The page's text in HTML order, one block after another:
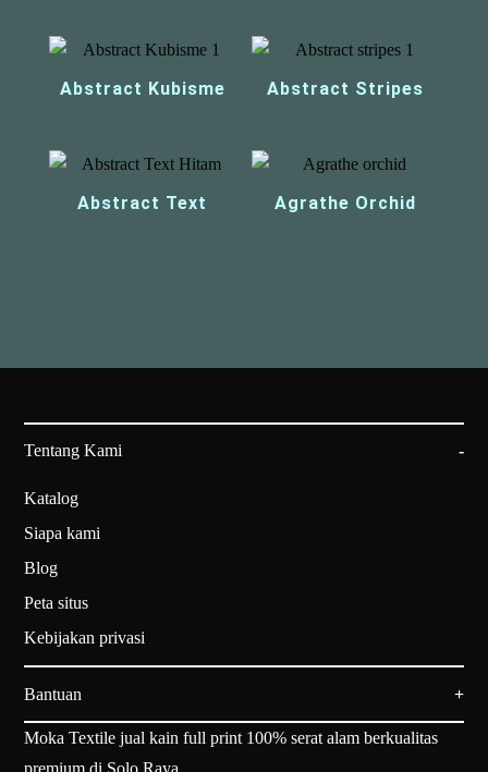
Abstract Kubisme Abstract Stripes
Abstract Text Agrathe Orchid
Tentang Kami
Katalog
Siapa kami
Blog
Peta situs
Kebijakan privasi
Bantuan
Moka Textile jual kain full print 100% serat alam berkualitas